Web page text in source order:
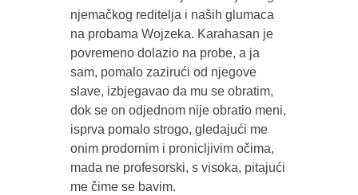
njemačkog reditelja i naših glumaca
na probama Wojzeka. Karahasan je
povremeno dolazio na probe, a ja
sam, pomalo zazirući od njegove
slave, izbjegavao da mu se obratim,
dok se on odjednom nije obratio meni,
isprva pomalo strogo, gledajući me
onim prodornim i pronicljivim očima,
mada ne profesorski, s visoka, pitajući
me čime se bavim.